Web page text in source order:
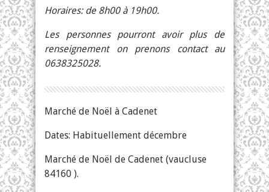
Horaires: de 8h00 à 19h00.
Les personnes pourront avoir plus de
renseignement on prenons contact au
0638325028.
Marché de Noël à Cadenet
Dates: Habituellement décembre
Marché de Noël de Cadenet (vaucluse
84160 ).